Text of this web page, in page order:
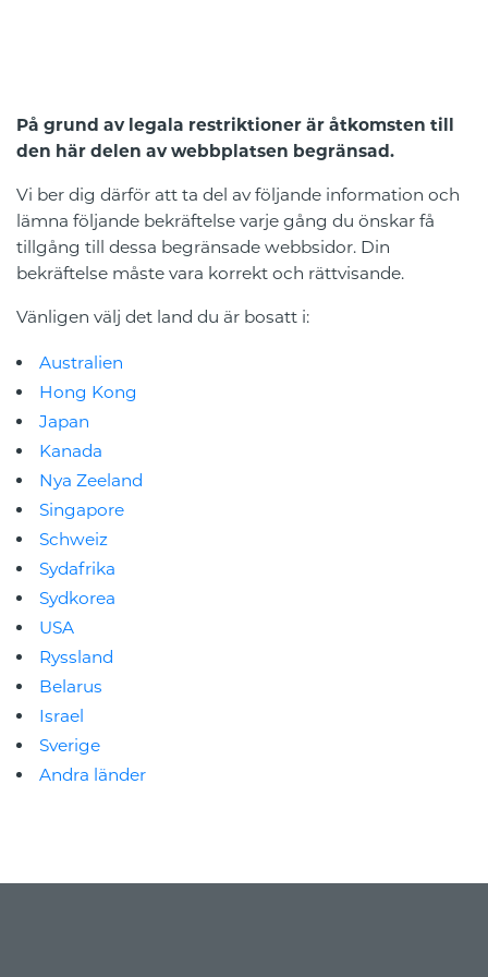
På grund av legala restriktioner är åtkomsten till
den här delen av webbplatsen begränsad.
Vi ber dig därför att ta del av följande information och
lämna följande bekräftelse varje gång du önskar få
tillgång till dessa begränsade webbsidor. Din
bekräftelse måste vara korrekt och rättvisande.
Vänligen välj det land du är bosatt i:
Australien
Hong Kong
Japan
Kanada
Nya Zeeland
Singapore
Schweiz
Sydafrika
Sydkorea
USA
Ryssland
Belarus
Israel
Sverige
Andra länder